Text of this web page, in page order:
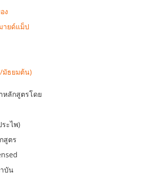
ง
ายด์แม็ป
มัธยมต้น)
ลักสูตรโดย
ะไพ)
สูตร
บัน